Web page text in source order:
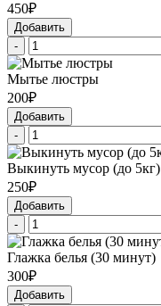
450₽
Добавить
-
Мытье люстры
200₽
Добавить
-
Выкинуть мусор (до 5кг)
250₽
Добавить
-
Глажка белья (30 минут)
300₽
Добавить